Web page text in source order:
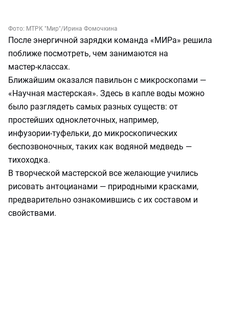
Фото: МТРК "Мир"/Ирина Фомочкина
После энергичной зарядки команда «МИРа» решила
поближе посмотреть, чем занимаются на
мастер‑классах.
Ближайшим оказался павильон с микроскопами —
«Научная мастерская». Здесь в капле воды можно
было разглядеть самых разных существ: от
простейших одноклеточных, например,
инфузории‑туфельки, до микроскопических
беспозвоночных, таких как водяной медведь —
тихоходка.
В творческой мастерской все желающие учились
рисовать антоцианами — природными красками,
предварительно ознакомившись с их составом и
свойствами.